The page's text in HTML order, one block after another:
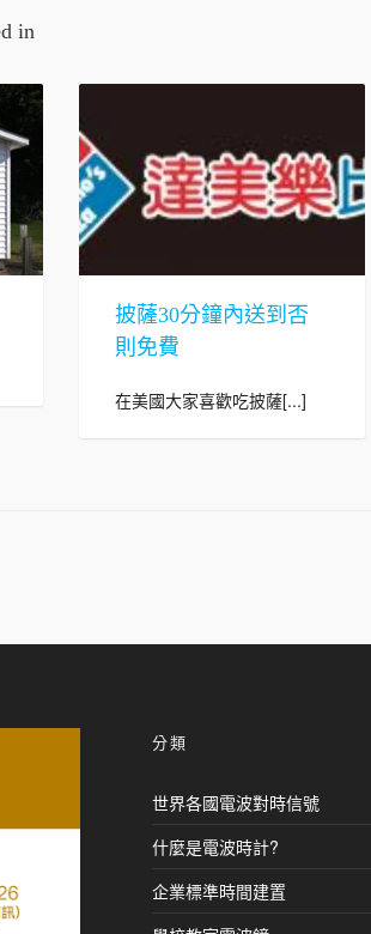
in
披薩30分鐘內送到否
則免費
在美國大家喜歡吃披薩[...]
分類
世界各國電波對時信號
什麼是電波時計?
企業標準時間建置